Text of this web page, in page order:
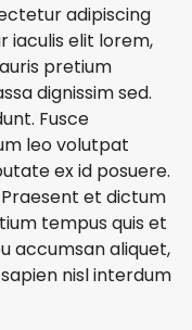
adipiscing
iaculis elit lorem,
pretium
dignissim sed.
Fusce
leo volutpat
ex id posuere.
et dictum
tempus quis et
accumsan aliquet,
nisl interdum